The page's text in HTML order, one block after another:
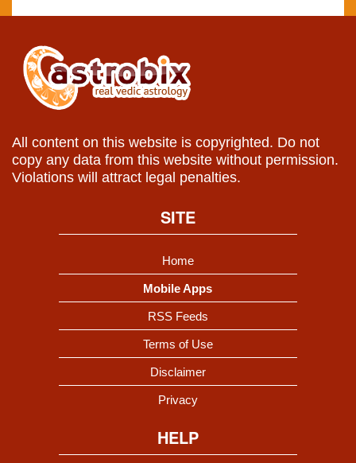
All content on this website is copyrighted. Do not
copy any data from this website without permission.
Violations will attract legal penalties.
SITE
Home
Mobile Apps
RSS Feeds
Terms of Use
Disclaimer
Privacy
HELP